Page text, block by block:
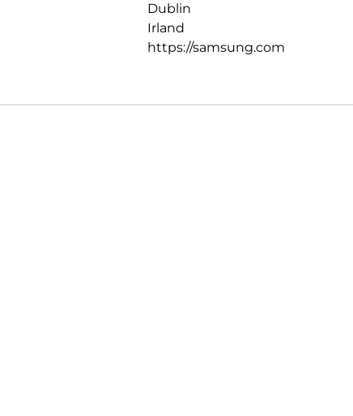
Dublin
Irland
https://samsung.com